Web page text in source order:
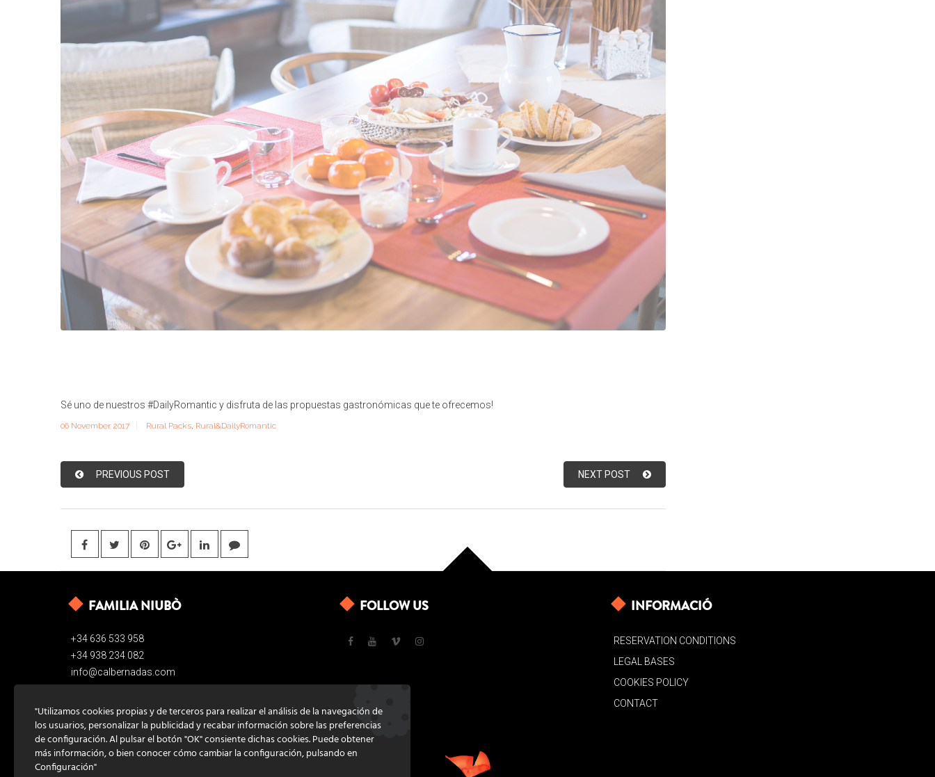
Sé uno de nuestros #DailyRomantic y disfruta de las propuestas gastronómicas que te ofrecemos!
06 November 2017 Rural Packs, Rural&DailyRomantic
PREVIOUS POST NEXT POST
FAMILIA NIUBÒ
+34 636 533 958
+34 938 234 082
info@calbernadas.com
FOLLOW US INFORMACIÓ
RESERVATION CONDITIONS
LEGAL BASES
COOKIES POLICY
CONTACT
"Utilizamos cookies propias y de terceros para realizar el análisis de la navegación de
los usuarios, personalizar la publicidad y recabar información sobre las preferencias
de configuración. Al pulsar el botón "OK" consiente dichas cookies. Puede obtener
más información, o bien conocer cómo cambiar la configuración, pulsando en
Configuración"